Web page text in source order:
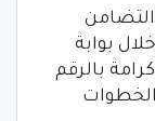
بوابة
بالرقم
الخطوات